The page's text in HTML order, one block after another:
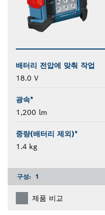
배터리 전압에 맞춰 작업
18.0 V
광속*
1,200 lm
중량(배터리 제외)*
1.4 kg
구성: 1
제품 비교